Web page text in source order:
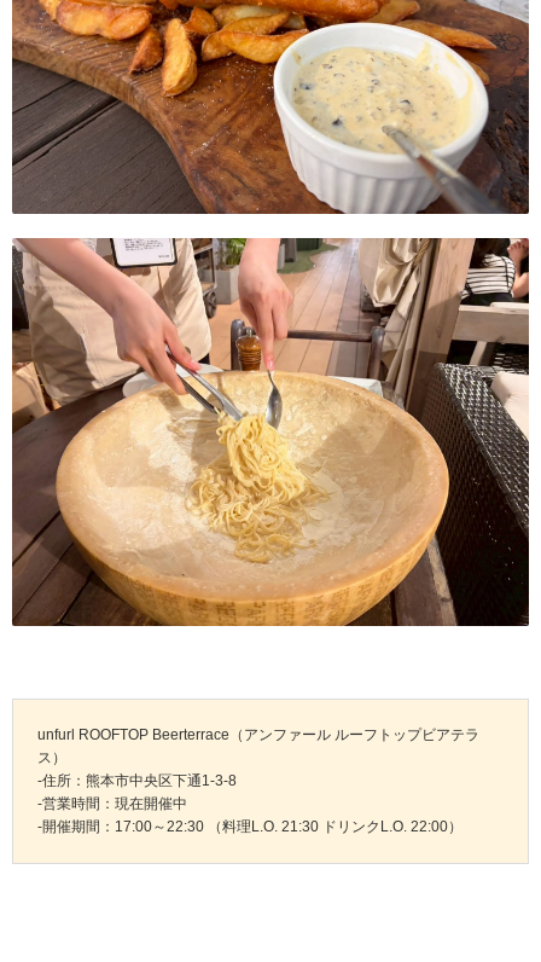
unfurl ROOFTOP Beerterrace（アンファール ルーフトップビアテラ
ス）
-住所：熊本市中央区下通1-3-8
-営業時間：現在開催中
-開催期間：17:00～22:30 （料理L.O. 21:30 ドリンクL.O. 22:00）